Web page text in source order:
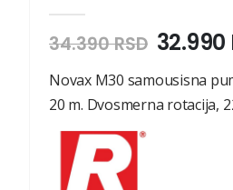
34.390RSD
je
bila:
32.990
Novax M30 samousisna
20 m. Dvosmerna rotacija,